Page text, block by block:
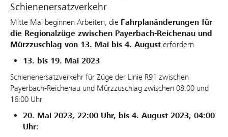
Schienenersatzverkehr
Mitte Mai beginnen Arbeiten, die Fahrplanänderungen für
die Regionalzüge zwischen Payerbach-Reichenau und
Mürzzuschlag von 13. Mai bis 4. August erfordern.
13. bis 19. Mai 2023
Schienenersatzverkehr für Züge der Linie R91 zwischen
Payerbach-Reichenau und Mürzzuschlag zwischen 08:00 und
16:00 Uhr
20. Mai 2023, 22:00 Uhr, bis 4. August 2023, 04:00
Uhr: